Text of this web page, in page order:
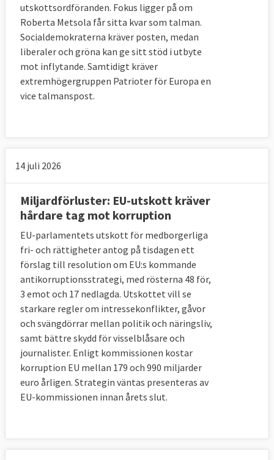
utskottsordföranden. Fokus ligger på om
Roberta Metsola får sitta kvar som talman.
Socialdemokraterna kräver posten, medan
liberaler och gröna kan ge sitt stöd i utbyte
mot inflytande. Samtidigt kräver
extremhögergruppen Patrioter för Europa en
vice talmanspost.
14 juli 2026
Miljardförluster: EU-utskott kräver
hårdare tag mot korruption
EU-parlamentets utskott för medborgerliga
fri- och rättigheter antog på tisdagen ett
förslag till resolution om EU:s kommande
antikorruptionsstrategi, med rösterna 48 för,
3 emot och 17 nedlagda. Utskottet vill se
starkare regler om intressekonflikter, gåvor
och svängdörrar mellan politik och näringsliv,
samt bättre skydd för visselblåsare och
journalister. Enligt kommissionen kostar
korruption EU mellan 179 och 990 miljarder
euro årligen. Strategin väntas presenteras av
EU-kommissionen innan årets slut.